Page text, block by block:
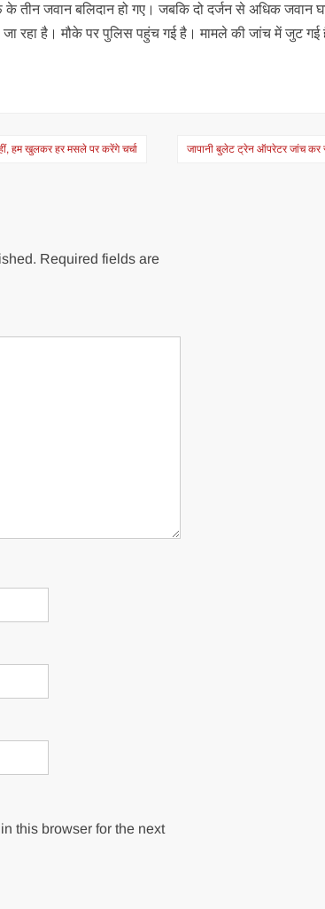
के तीन जवान बलिदान हो गए। जबकि दो दर्जन से अधिक जवान
जा रहा है। मौके पर पुलिस पहुंच गई है। मामले की जांच में जुट गई
हम खुलकर हर मसले पर करेंगे चर्चा जापानी बुलेट ट्रेन ऑपरेटर जांच
Required fields are
this browser for the next